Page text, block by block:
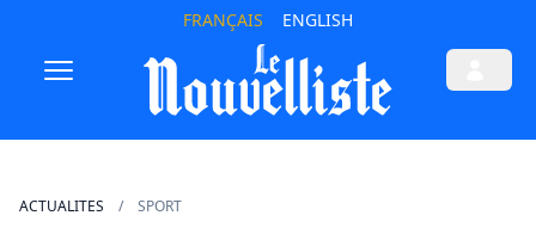
FRANÇAIS ENGLISH
ACTUALITES SPORT